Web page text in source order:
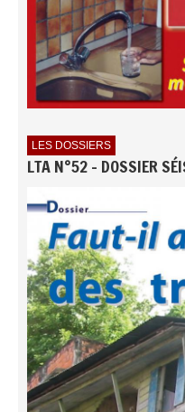
LES DOSSIERS
LTA N°52 - DOSSIER